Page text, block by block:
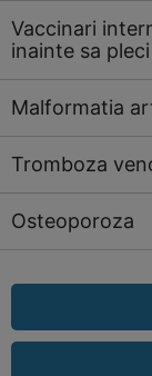
Vaccinari
inainte sa
Malformatia
Tromboza
Osteoporoza